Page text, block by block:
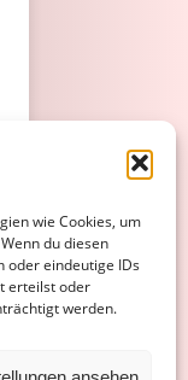
wie Cookies, um
du diesen
oder eindeutige IDs
erteilst oder
werden.